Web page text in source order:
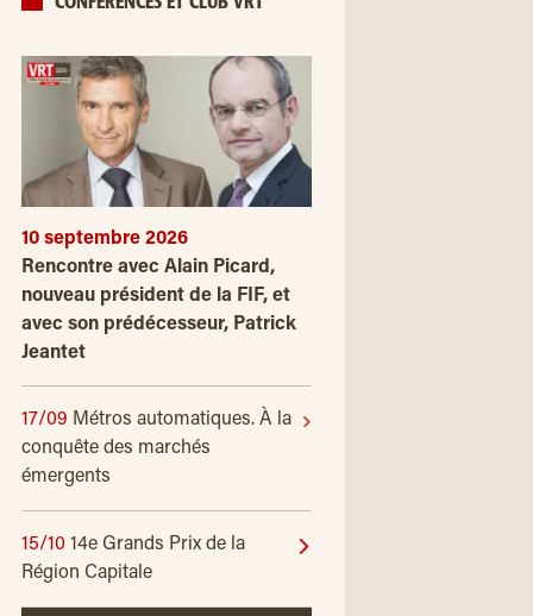
10 septembre 2026
Rencontre avec Alain Picard,
nouveau président de la FIF, et
avec son prédécesseur, Patrick
Jeantet
17/09 Métros automatiques. À la
conquête des marchés
émergents
15/10 14e Grands Prix de la
Région Capitale